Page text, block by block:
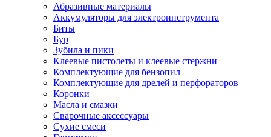
Абразивные материалы
Аккумуляторы для электроинструмента
Биты
Бур
Зубила и пики
Клеевые пистолеты и клеевые стержни
Комплектующие для бензопил
Комплектующие для дрелей и перфораторов
Коронки
Масла и смазки
Сварочные аксессуары
Сухие смеси